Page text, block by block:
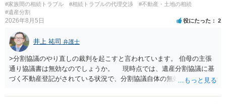
#家族間の相続トラブル #相続トラブルの代理交渉
#不動産・土地の相続
#遺産分割
2026年8月5日 役にたった 2
井上 祐司 弁護士
>分割協議のやり直しの裁判を起こすと言われています。 伯母の主張
通り協議書は無効なのでしょうか。 現時点では、遺産分割協議に基
づく不動産登記がされている状況で、分割協議自体の無効を裁判所が
方の訴訟の主張及び立証次第ですが、 ・御祖母様の認知能力に関する